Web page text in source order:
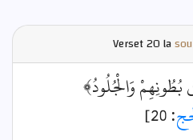
Verset20 la
بُطُونِهِمْ وَالْجُلُودُ﴾
: 20]